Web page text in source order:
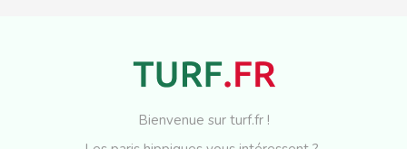
Bienvenue sur turf.fr !